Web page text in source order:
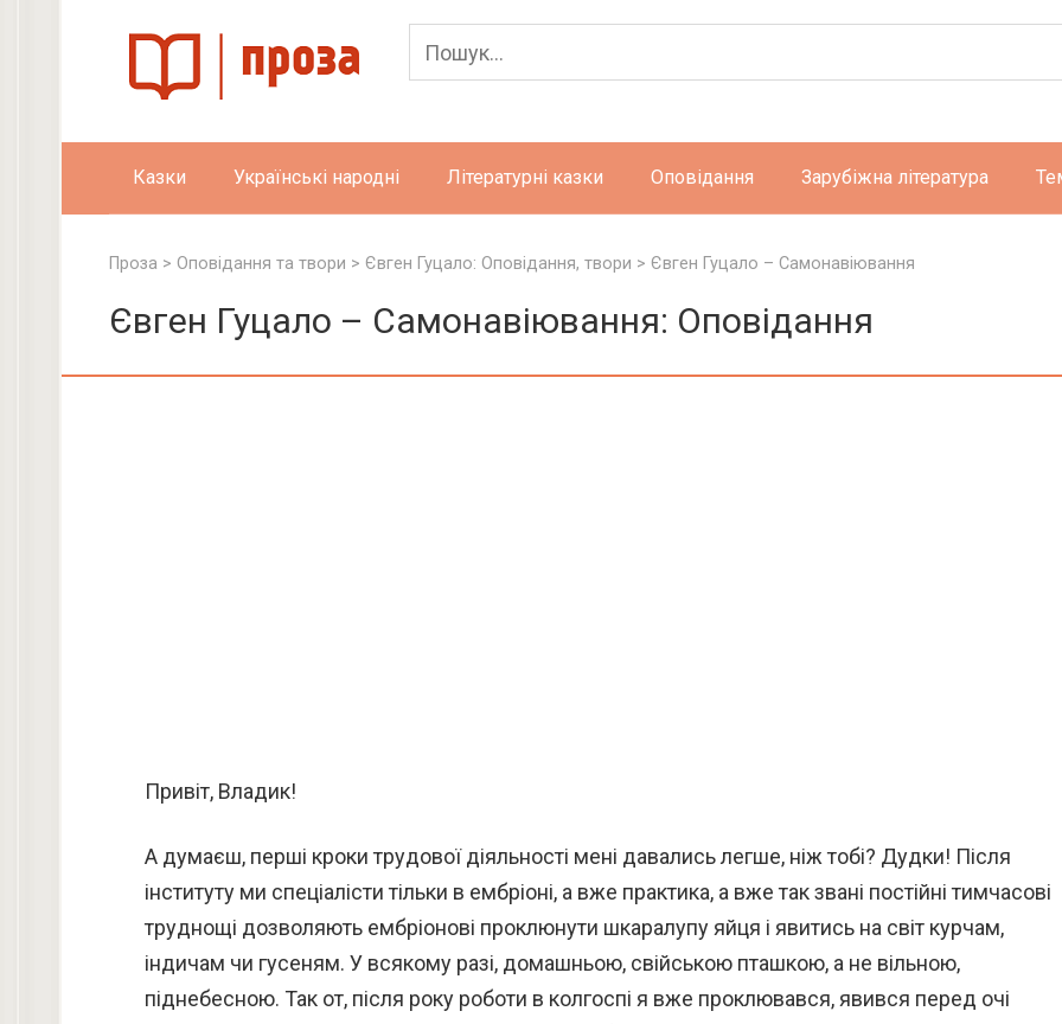
Казки Українські народні Літературні казки Оповідання Зарубіжна література
Проза > Оповідання та твори > Євген Гуцало: Оповідання, твори > Євген Гуцало – Самонавіювання
Євген Гуцало – Самонавіювання: Оповідання
Привіт, Владик!
А думаєш, перші кроки трудової діяльності мені давались легше, ніж тобі? Дудки! Після
інституту ми спеціалісти тільки в ембріоні, а вже практика, а вже так звані постійні тимчасові
труднощі дозволяють ембріонові проклюнути шкаралупу яйця і явитись на світ курчам,
індичам чи гусеням. У всякому разі, домашньою, свійською пташкою, а не вільною,
піднебесною. Так от, після року роботи в колгоспі я вже проклювався, явився перед очі